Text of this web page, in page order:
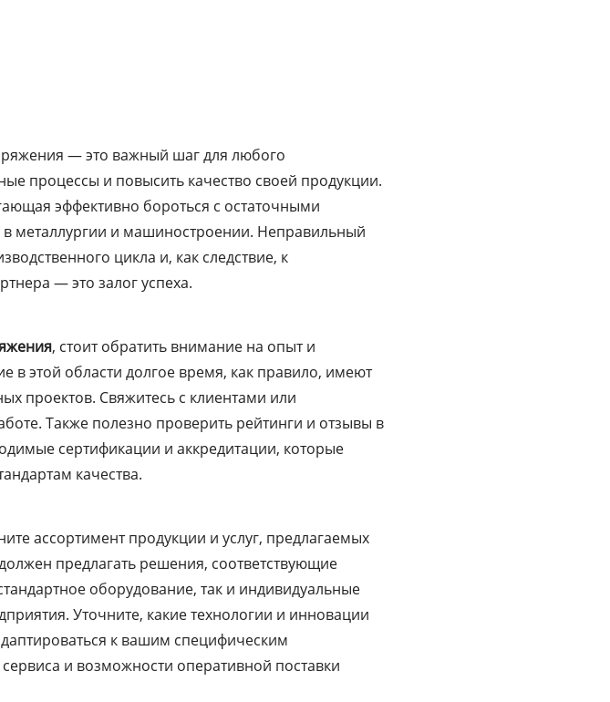
— это важный шаг для любого
процессы и повысить качество своей продукции.
эффективно бороться с остаточными
металлургии и машиностроении. Неправильный
цикла и, как следствие, к
— это залог успеха.
, стоит обратить внимание на опыт и
этой области долгое время, как правило, имеют
проектов. Свяжитесь с клиентами или
Также полезно проверить рейтинги и отзывы в
сертификации и аккредитации, которые
качества.
ассортимент продукции и услуг, предлагаемых
предлагать решения, соответствующие
оборудование, так и индивидуальные
Уточните, какие технологии и инновации
к вашим специфическим
и возможности оперативной поставки